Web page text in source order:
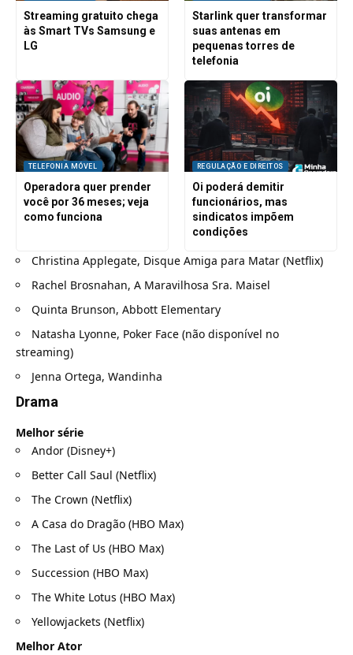
Streaming gratuito chega
às Smart TVs Samsung e
LG
Starlink quer transformar
suas antenas em
pequenas torres de
telefonia
TELEFONIA MÓVEL
Operadora quer prender
você por 36 meses; veja
como funciona
REGULAÇÃO E DIREITOS
Oi poderá demitir
funcionários, mas
sindicatos impõem
condições
Christina Applegate, Disque Amiga para Matar (Netflix)
Rachel Brosnahan, A Maravilhosa Sra. Maisel
Quinta Brunson, Abbott Elementary
Natasha Lyonne, Poker Face (não disponível no
streaming)
Jenna Ortega, Wandinha
Drama
Melhor série
Andor (Disney+)
Better Call Saul (Netflix)
The Crown (Netflix)
A Casa do Dragão (HBO Max)
The Last of Us (HBO Max)
Succession (HBO Max)
The White Lotus (HBO Max)
Yellowjackets (Netflix)
Melhor Ator